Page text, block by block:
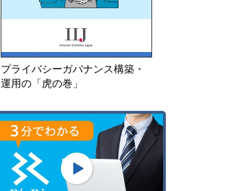
プライバシーガバナンス構築・
運用の「虎の巻」